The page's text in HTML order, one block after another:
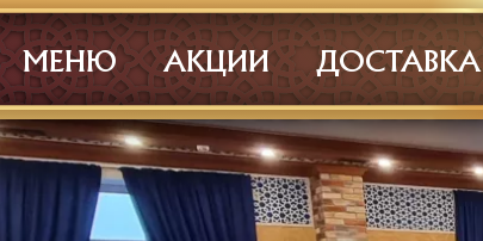
МЕНЮ АКЦИИ ДОСТАВКА